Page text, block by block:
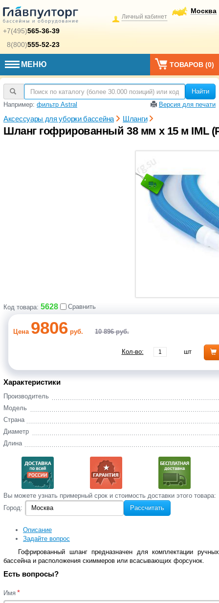
+7(495)565-36-39
8(800)555-52-23
Москва
Личный кабинет
МЕНЮ ТОВАРОВ (0)
Найти
Например: фильтр Astral Версия для печати
Аксессуары для уборки бассейна Шланги
Шланг гофрированный 38 мм х 15 м IML
Код товара: 5628 Сравнить
Цена 9806 руб. 10 896 руб.
Кол-во: шт
Характеристики
Производитель
Модель
Страна
Диаметр
Длина
Вы‌ можете‌ узнать‌ примерный срок и стоимость‌ доставки этого товара:
Город:
Рассчитать
Описание
Задайте вопрос
Гофрированный шланг предназначен для комплектации
бассейна и расположения скиммеров или всасывающих форсунок.
Есть вопросы?
Имя *